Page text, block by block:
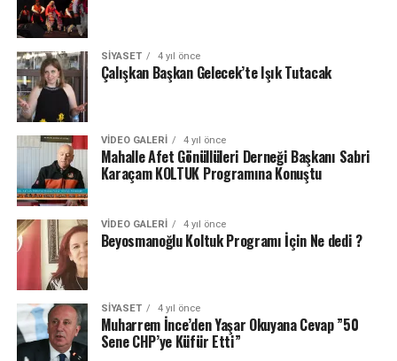
SIYASET 4 yıl önce
Çalışkan Başkan Gelecek’te Işık Tutacak
VIDEO GALERI 4 yıl önce
Mahalle Afet Gönüllüleri Derneği Başkanı Sabri
Karaçam KOLTUK Programına Konuştu
VIDEO GALERI 4 yıl önce
Beyosmanoğlu Koltuk Programı İçin Ne dedi ?
SIYASET 4 yıl önce
Muharrem İnce’den Yaşar Okuyana Cevap ”50
Sene CHP’ye Küfür Etti”